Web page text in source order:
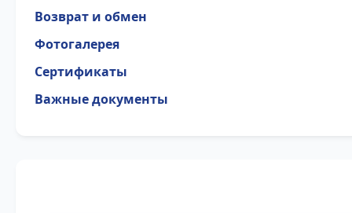
Возврат и обмен
Фотогалерея
Сертификаты
Важные документы